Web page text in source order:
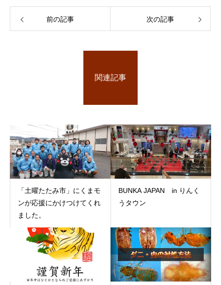
前の記事 次の記事
関連記事
「土曜たたみ市」にくまモ
ンが応援にかけつけてくれ
ました。
BUNKA JAPAN in りんく
うタウン